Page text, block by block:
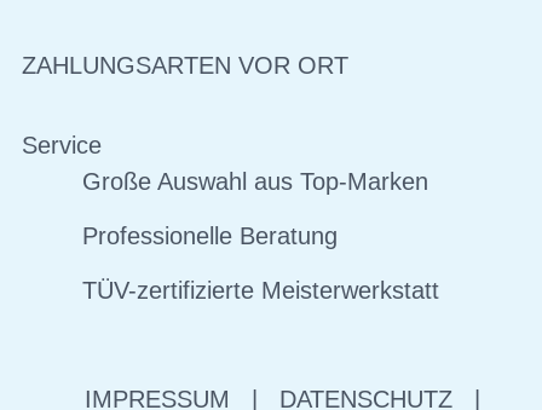
ZAHLUNGSARTEN VOR ORT
Service
Große Auswahl aus Top-Marken
Professionelle Beratung
TÜV-zertifizierte Meisterwerkstatt
IMPRESSUM DATENSCHUTZ